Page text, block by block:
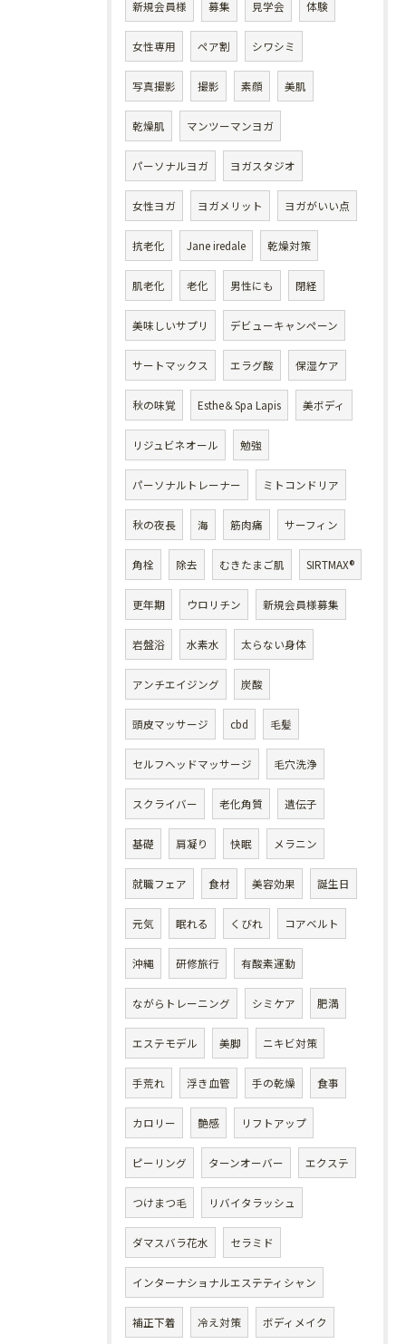
新規会員様 募集 見学会 体験
女性専用 ペア割 シワシミ
写真撮影 撮影 素顔 美肌
乾燥肌 マンツーマンヨガ
パーソナルヨガ ヨガスタジオ
女性ヨガ ヨガメリット ヨガがいい点
抗老化 Jane iredale 乾燥対策
肌老化 老化 男性にも 閉経
美味しいサプリ デビューキャンペーン
サートマックス エラグ酸 保湿ケア
秋の味覚 Esthe＆Spa Lapis 美ボディ
リジュビネオール 勉強
パーソナルトレーナー ミトコンドリア
秋の夜長 海 筋肉痛 サーフィン
角栓 除去 むきたまご肌 SIRTMAX®
更年期 ウロリチン 新規会員様募集
岩盤浴 水素水 太らない身体
アンチエイジング 炭酸
頭皮マッサージ cbd 毛髪
セルフヘッドマッサージ 毛穴洗浄
スクライバー 老化角質 遺伝子
基礎 肩凝り 快眠 メラニン
就職フェア 食材 美容効果 誕生日
元気 眠れる くびれ コアベルト
沖縄 研修旅行 有酸素運動
ながらトレーニング シミケア 肥満
エステモデル 美脚 ニキビ対策
手荒れ 浮き血管 手の乾燥 食事
カロリー 艶感 リフトアップ
ピーリング ターンオーバー エクステ
つけまつ毛 リバイタラッシュ
ダマスバラ花水 セラミド
インターナショナルエステティシャン
補正下着 冷え対策 ボディメイク